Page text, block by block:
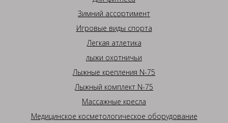
Зимний ассортимент
Игровые виды спорта
Легкая атлетика
лыжи охотничьи
Лыжные крепления N-75
Лыжный комплект N-75
Массажные кресла
Медицинское косметологическое оборудование